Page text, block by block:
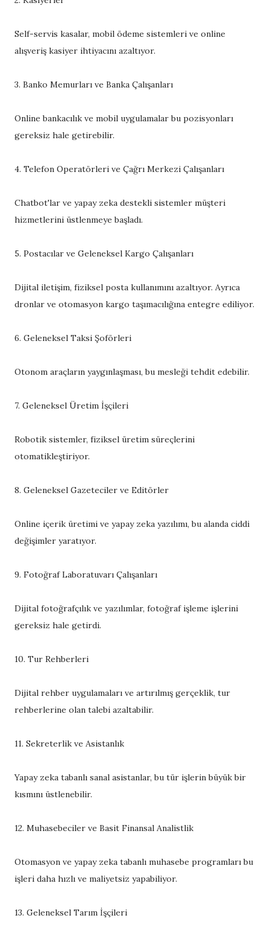
Self-servis kasalar, mobil ödeme sistemleri ve online
alışveriş kasiyer ihtiyacını azaltıyor.
3. Banko Memurları ve Banka Çalışanları
Online bankacılık ve mobil uygulamalar bu pozisyonları
gereksiz hale getirebilir.
4. Telefon Operatörleri ve Çağrı Merkezi Çalışanları
Chatbot'lar ve yapay zeka destekli sistemler müşteri
hizmetlerini üstlenmeye başladı.
5. Postacılar ve Geleneksel Kargo Çalışanları
Dijital iletişim, fiziksel posta kullanımını azaltıyor. Ayrıca
dronlar ve otomasyon kargo taşımacılığına entegre ediliyor.
6. Geleneksel Taksi Şoförleri
Otonom araçların yaygınlaşması, bu mesleği tehdit edebilir.
7. Geleneksel Üretim İşçileri
Robotik sistemler, fiziksel üretim süreçlerini
otomatikleştiriyor.
8. Geleneksel Gazeteciler ve Editörler
Online içerik üretimi ve yapay zeka yazılımı, bu alanda ciddi
değişimler yaratıyor.
9. Fotoğraf Laboratuvarı Çalışanları
Dijital fotoğrafçılık ve yazılımlar, fotoğraf işleme işlerini
gereksiz hale getirdi.
10. Tur Rehberleri
Dijital rehber uygulamaları ve artırılmış gerçeklik, tur
rehberlerine olan talebi azaltabilir.
11. Sekreterlik ve Asistanlık
Yapay zeka tabanlı sanal asistanlar, bu tür işlerin büyük bir
kısmını üstlenebilir.
12. Muhasebeciler ve Basit Finansal Analistlik
Otomasyon ve yapay zeka tabanlı muhasebe programları bu
işleri daha hızlı ve maliyetsiz yapabiliyor.
13. Geleneksel Tarım İşçileri